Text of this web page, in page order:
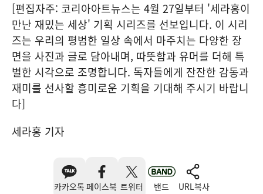
[편집자주: 코리아아트뉴스는 4월 27일부터 '세라홍이
만난 재밌는 세상' 기획 시리즈를 선보입니다. 이 시리
즈는 우리의 평범한 일상 속에서 마주치는 다양한 장
면을 사진과 글로 담아내며, 따뜻함과 유머를 더해 특
별한 시각으로 조명합니다. 독자들에게 잔잔한 감동과
재미를 선사할 흥미로운 기획을 기대해 주시기 바랍니
다]
세라홍 기자
카카오톡 페이스북 트위터 밴드 URL복사